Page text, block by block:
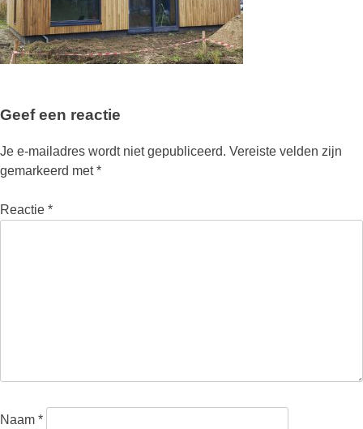
Geef een reactie
Je e-mailadres wordt niet gepubliceerd. Vereiste velden zijn
gemarkeerd met*
Reactie *
Naam *